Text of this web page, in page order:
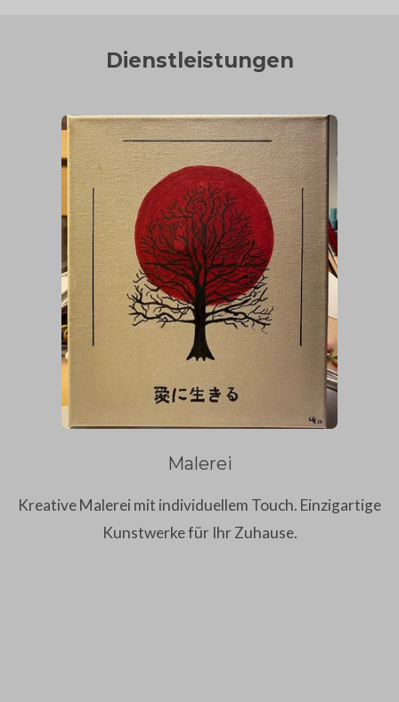
Dienstleistungen
Malerei
Kreative Malerei mit individuellem Touch. Einzigartige
Kunstwerke für Ihr Zuhause.